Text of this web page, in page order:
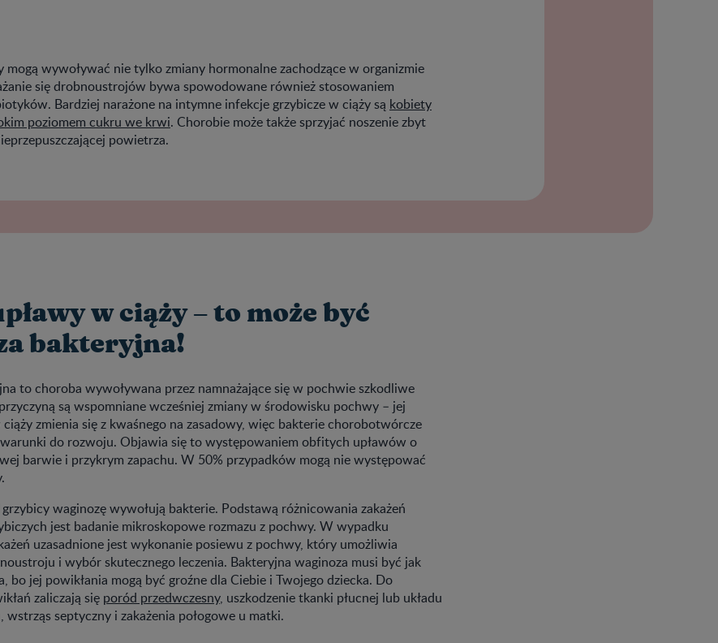
mogą wywoływać nie tylko zmiany hormonalne zachodzące w organizmie
się drobnoustrojów bywa spowodowane również stosowaniem
Bardziej narażone na intymne infekcje grzybicze w ciąży są kobiety
poziomem cukru we krwi. Chorobie może także sprzyjać noszenie zbyt
powietrza.
w ciąży – to może być
bakteryjna!
to choroba wywoływana przez namnażające się w pochwie szkodliwe
są wspomniane wcześniej zmiany w środowisku pochwy – jej
zmienia się z kwaśnego na zasadowy, więc bakterie chorobotwórcze
do rozwoju. Objawia się to występowaniem obfitych upławów o
barwie i przykrym zapachu. W 50% przypadków mogą nie występować
waginozę wywołują bakterie. Podstawą różnicowania zakażeń
jest badanie mikroskopowe rozmazu z pochwy. W wypadku
uzasadnione jest wykonanie posiewu z pochwy, który umożliwia
i wybór skutecznego leczenia. Bakteryjna waginoza musi być jak
bo jej powikłania mogą być groźne dla Ciebie i Twojego dziecka. Do
zaliczają się poród przedwczesny, uszkodzenie tkanki płucnej lub układu
wstrząs septyczny i zakażenia połogowe u matki.